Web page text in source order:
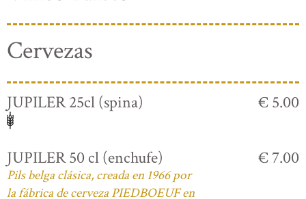
Cervezas
JUPILER 25cl (spina) € 5.00
JUPILER 50 cl (enchufe)
Pils belga clásica, creada en 1966 por
la fábrica de cerveza PIEDBOEUF en
€ 7.00